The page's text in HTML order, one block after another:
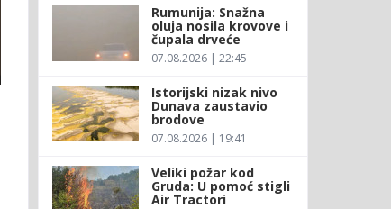
Rumunija: Snažna
oluja nosila krovove i
čupala drveće
07.08.2026 | 22:45
Istorijski nizak nivo
Dunava zaustavio
brodove
07.08.2026 | 19:41
Veliki požar kod
Gruda: U pomoć stigli
Air Tractori